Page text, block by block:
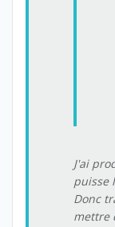
J'ai
puisse
Donc
mettre